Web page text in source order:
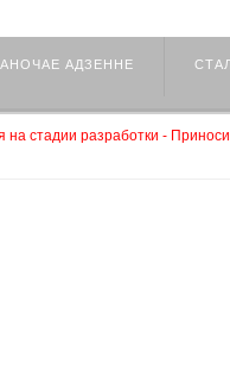
АДЗЕННЕ
стадии разработки -